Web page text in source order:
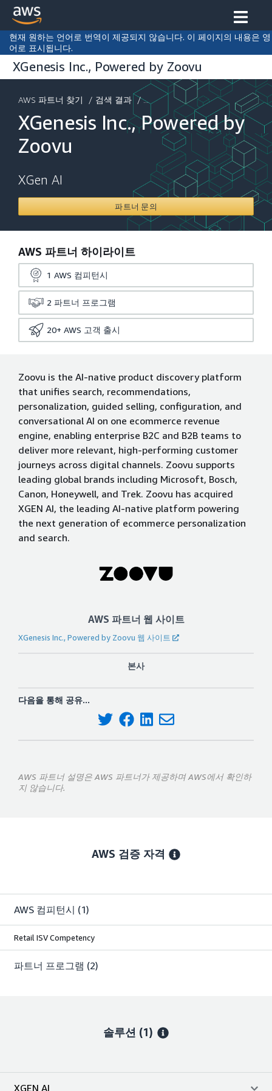
현재 원하는 언어로 번역이 제공되지 않습니다. 이 페이지의 내용은 영
어로 표시됩니다.
XGenesis Inc., Powered by Zoovu
AWS 파트너 찾기 / 검색 결과 / ...
XGenesis Inc., Powered by
Zoovu
XGen AI
파트너 문의
AWS 파트너 하이라이트
1 AWS 컴피턴시
2 파트너 프로그램
20+ AWS 고객 출시
Zoovu is the AI-native product discovery platform
that unifies search, recommendations,
personalization, guided selling, configuration, and
conversational AI on one ecommerce revenue
engine, enabling enterprise B2C and B2B teams to
deliver more relevant, high-performing customer
journeys across digital channels. Zoovu supports
leading global brands including Microsoft, Bosch,
Canon, Honeywell, and Trek. Zoovu has acquired
XGEN AI, the leading AI-native platform powering
the next generation of ecommerce personalization
and search.
AWS 파트너 웹 사이트
XGenesis Inc., Powered by Zoovu 웹 사이트
본사
다음을 통해 공유...
AWS 파트너 설명은 AWS 파트너가 제공하며 AWS에서 확인하
지 않습니다.
AWS 검증 자격
AWS 컴피턴시 (1)
Retail ISV Competency
파트너 프로그램 (2)
솔루션 (1)
XGEN AI